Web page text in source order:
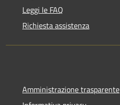
Leggi le FAQ
Richiesta assistenza
Amministrazione trasparente